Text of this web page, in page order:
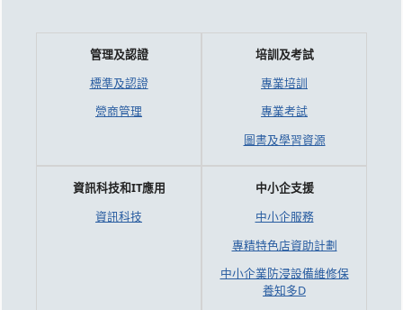
管理及認證
標準及認證
營商管理
培訓及考試
專業培訓
專業考試
圖書及學習資源
資訊科技和IT應用
資訊科技
中小企支援
中小企服務
專精特色店資助計劃
中小企業防浸設備維修保
養知多D